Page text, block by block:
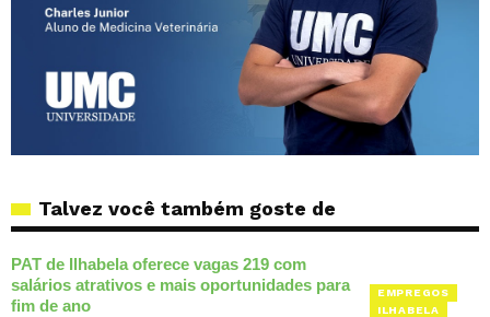
Talvez você também goste de
EMPREGOS
ILHABELA
PAT de Ilhabela oferece vagas 219 com
salários atrativos e mais oportunidades para
fim de ano